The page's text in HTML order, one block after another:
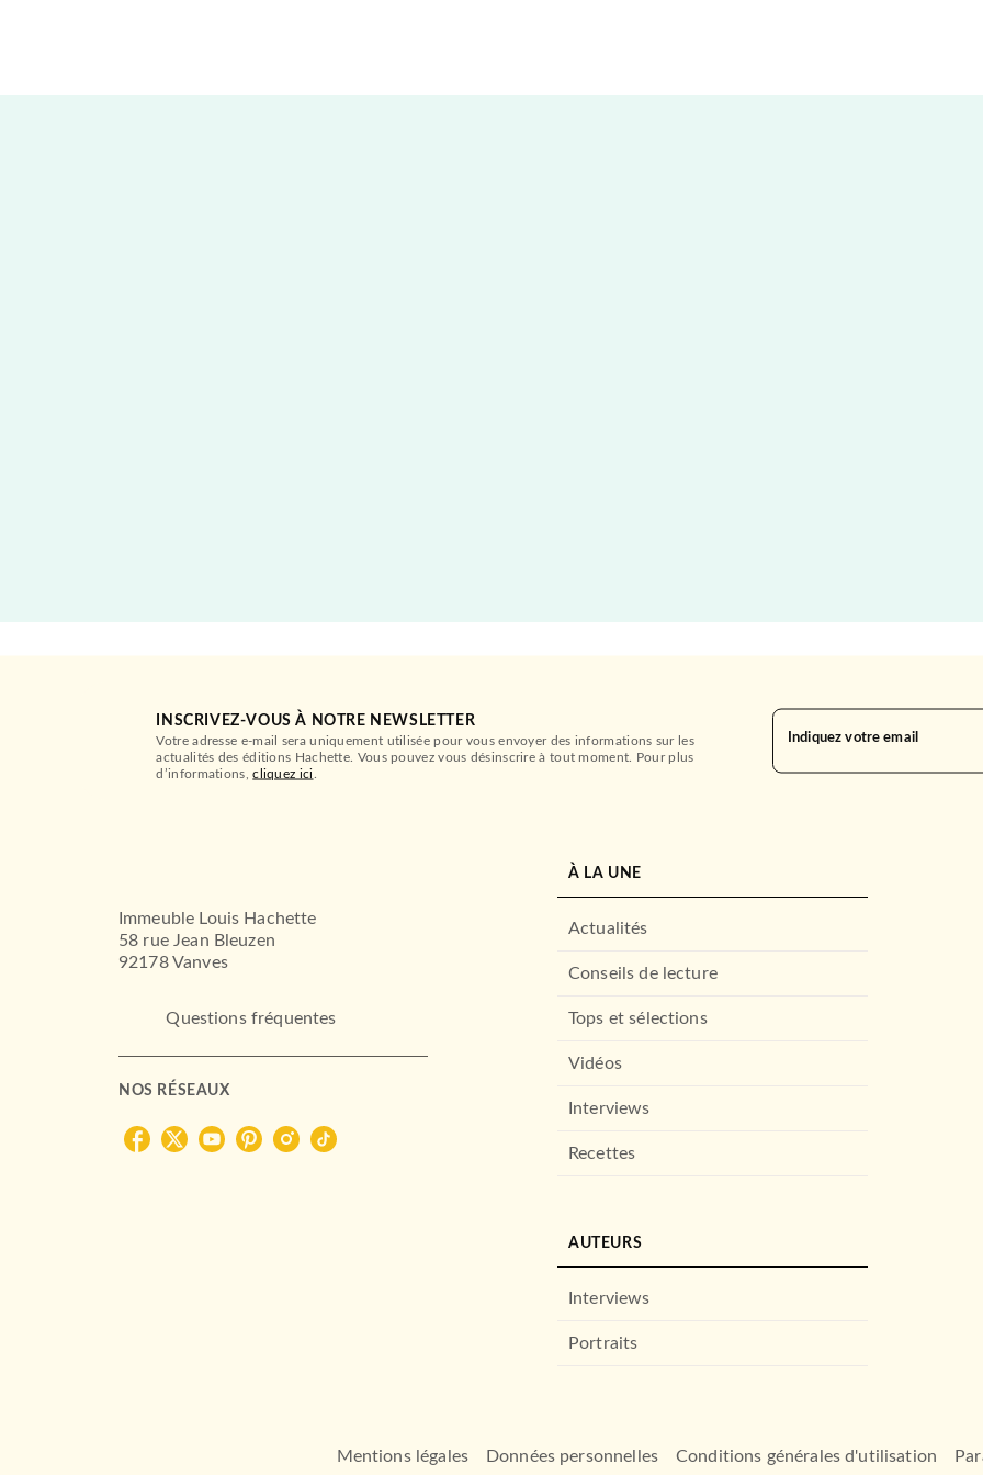
INSCRIVEZ-VOUS À NOTRE NEWSLETTER
Votre adresse e-mail sera uniquement utilisée pour vous envoyer des informations sur les
actualités des éditions Hachette. Vous pouvez vous désinscrire à tout moment. Pour plus
d’informations,cliquez ici
Indiquez votre email
Immeuble Louis Hachette
58 rue Jean Bleuzen
92178 Vanves
Questions fréquentes
NOS RÉSEAUX
À LA UNE
Actualités
Conseils de lecture
Tops et sélections
Vidéos
Interviews
Recettes
AUTEURS
Interviews
Portraits
Mentions légales Données personnelles Conditions générales d'utilisation